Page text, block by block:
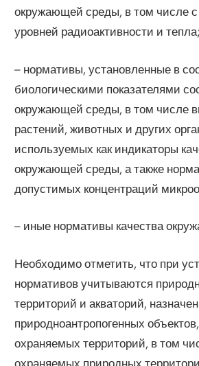
окружающей среды, в том числе с
уровней радиоактивности и тепла;
– нормативы, установленные в
биологическими показателями
окружающей среды, в том числе
растений, животных и других
используемых как индикаторы
окружающей среды, а также
допустимых концентраций
– иные нормативы качества
Необходимо отметить, что при
нормативов учитываются
территорий и акваторий,
природноантропогенных
охраняемых территорий, в том
охраняемых природных